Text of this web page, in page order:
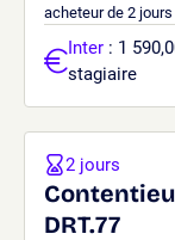
acheteur de 2
Inter : 1
stagiaire
DRT.77
2 jours